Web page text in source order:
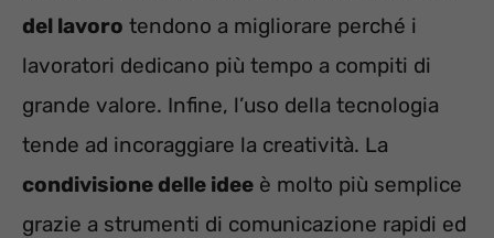
del lavoro tendono a migliorare perché i
lavoratori dedicano più tempo a compiti di
grande valore. Infine, l’uso della tecnologia
tende ad incoraggiare la creatività. La
condivisione delle idee è molto più semplice
grazie a strumenti di comunicazione rapidi ed